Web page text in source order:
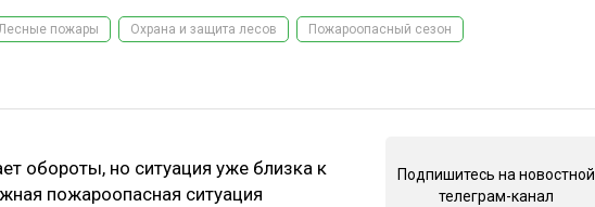
пожары Охрана и защита лесов Пожароопасный сезон
обороты, но ситуация уже близка к
пожароопасная ситуация
Подпишитесь на новостной
телеграм-канал